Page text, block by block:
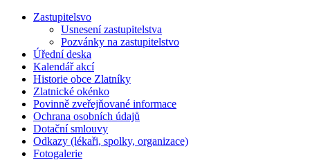
Zastupitelsvo
Usnesení zastupitelstva
Pozvánky na zastupitelstvo
Úřední deska
Kalendář akcí
Historie obce Zlatníky
Zlatnické okénko
Povinně zveřejňované informace
Ochrana osobních údajů
Dotační smlouvy
Odkazy (lékaři, spolky, organizace)
Fotogalerie